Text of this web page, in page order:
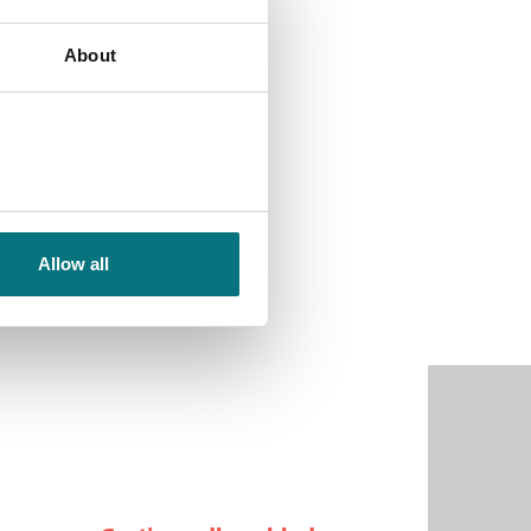
About
Allow all